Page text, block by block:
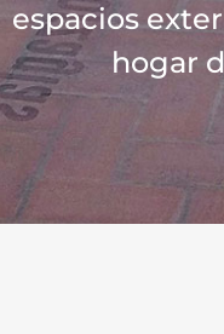
espacios
hogar